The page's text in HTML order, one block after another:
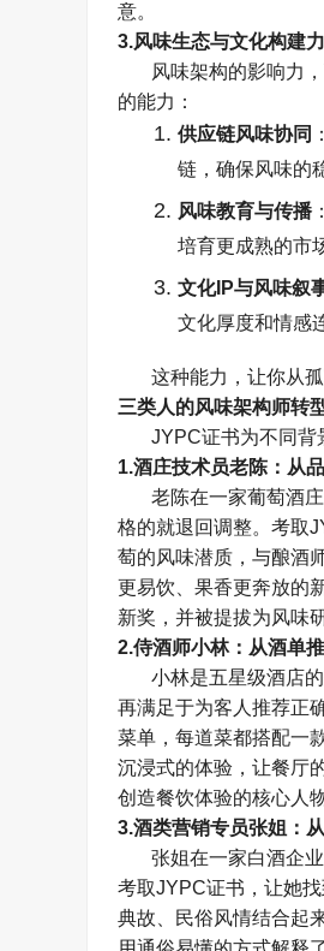
意。
3.风味生态与文化构建
风味架构的影响力
的能力：
供应链风味协同
链，确保风味的
风味教育与传播
培育更成熟的市
文化IP与风味叙
文化厚度和情感
这种能力，让你从
三类人的风味架构师转
JYPC证书为不同背
1.酒庄技术员老陈：从
老陈在一家葡萄酒
格的就退回调整。考取
萄的风味潜质，与酿酒
更易饮、果香更奔放的
新奖，并被提拔为风味
2.侍酒师小林：从酒单
小林是五星级酒店
再满足于为客人推荐正
菜单，每道菜都搭配一
沉浸式的体验，让餐厅
创造餐饮体验的核心人
3.酒类营销专员张姐：
张姐在一家白酒企
考取JYPC证书，让她
典故、民俗风情结合起